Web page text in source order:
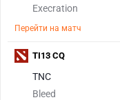
Execration
Перейти на матч
TNC
Bleed
TI13 CQ